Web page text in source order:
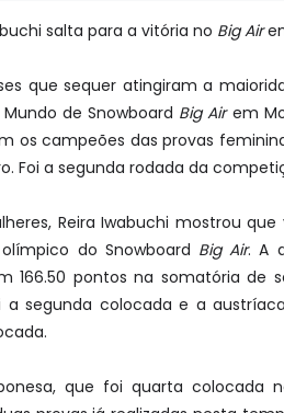
salta para a vitória no Big Air
que sequer atingiram a
de Snowboard Big Airem
os campeões das provas
Foi a segunda rodada da
Reira Iwabuchi mostrou
do Snowboard Big Air. A
166.50 pontos na somatória de
a segunda colocada e a
que foi quarta colocada